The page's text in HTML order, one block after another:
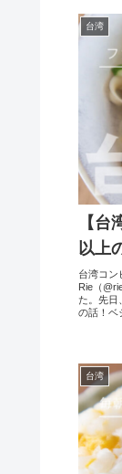
台湾
【
以上
台湾コン
Rie（
た。先日
の話！ベ
台湾